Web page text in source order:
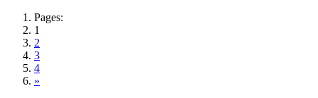
Pages:
1
2
3
4
»